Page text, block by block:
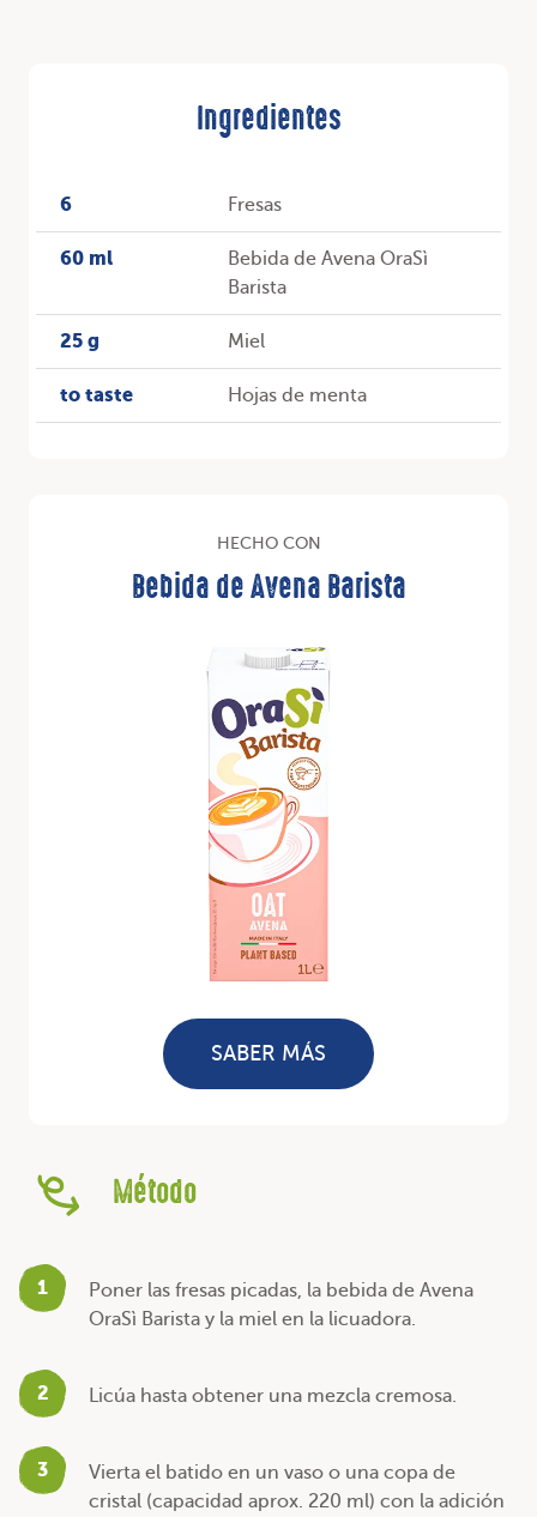
Ingredientes
6 Fresas
60 ml
Bebida de Avena OraSì
Barista
25 g Miel
to taste Hojas de menta
HECHO CON
Bebida de Avena Barista
SABER MÁS
Método
1
Poner las fresas picadas, la bebida de Avena
OraSì Barista y la miel en la licuadora.
2 Licúa hasta obtener una mezcla cremosa.
3
Vierta el batido en un vaso o una copa de
cristal (capacidad aprox. 220 ml) con la adición